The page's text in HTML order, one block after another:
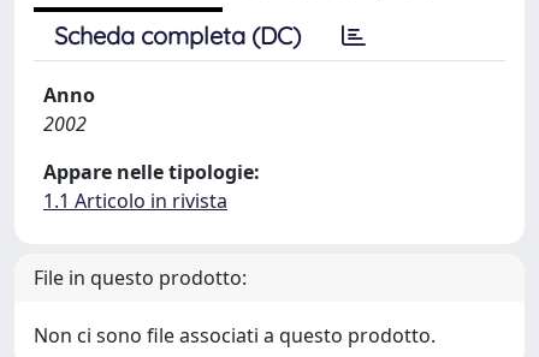
Scheda completa (DC)
Anno
2002
Appare nelle tipologie:
1.1 Articolo in rivista
File in questo prodotto:
Non ci sono file associati a questo prodotto.